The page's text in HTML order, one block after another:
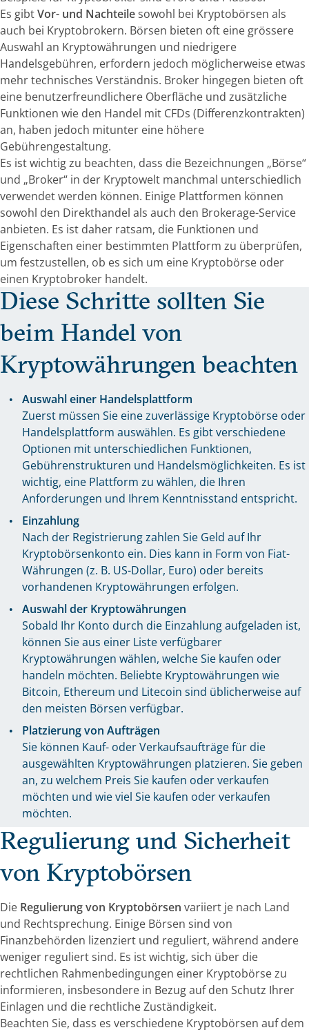
Es gibtVor- und Nachteilesowohl bei Kryptobörsen als
auch bei Kryptobrokern. Börsen bieten oft eine grössere
Auswahl an Kryptowährungen und niedrigere
Handelsgebühren, erfordern jedoch möglicherweise etwas
mehr technisches Verständnis. Broker hingegen bieten oft
eine benutzerfreundlichere Oberfläche und zusätzliche
Funktionen wie den Handel mit CFDs (Differenzkontrakten)
an, haben jedoch mitunter eine höhere
Gebührengestaltung.
Es ist wichtig zu beachten, dass die Bezeichnungen „Börse“
und „Broker“ in der Kryptowelt manchmal unterschiedlich
verwendet werden können. Einige Plattformen können
sowohl den Direkthandel als auch den Brokerage-Service
anbieten. Es ist daher ratsam, die Funktionen und
Eigenschaften einer bestimmten Plattform zu überprüfen,
um festzustellen, ob es sich um eine Kryptobörse oder
einen Kryptobroker handelt.
Diese Schritte sollten Sie
beim Handel von
Kryptowährungen beachten
Auswahl einer Handelsplattform
Zuerst müssen Sie eine zuverlässige Kryptobörse oder
Handelsplattform auswählen. Es gibt verschiedene
Optionen mit unterschiedlichen Funktionen,
Gebührenstrukturen und Handelsmöglichkeiten. Es ist
wichtig, eine Plattform zu wählen, die Ihren
Anforderungen und Ihrem Kenntnisstand entspricht.
Einzahlung
Nach der Registrierung zahlen Sie Geld auf Ihr
Kryptobörsenkonto ein. Dies kann in Form von Fiat-
Währungen (z. B. US-Dollar, Euro) oder bereits
vorhandenen Kryptowährungen erfolgen.
Auswahl der Kryptowährungen
Sobald Ihr Konto durch die Einzahlung aufgeladen ist,
können Sie aus einer Liste verfügbarer
Kryptowährungen wählen, welche Sie kaufen oder
handeln möchten. Beliebte Kryptowährungen wie
Bitcoin, Ethereum und Litecoin sind üblicherweise auf
den meisten Börsen verfügbar.
Platzierung von Aufträgen
Sie können Kauf- oder Verkaufsaufträge für die
ausgewählten Kryptowährungen platzieren. Sie geben
an, zu welchem Preis Sie kaufen oder verkaufen
möchten und wie viel Sie kaufen oder verkaufen
möchten.
Regulierung und Sicherheit
von Kryptobörsen
Die Regulierung von Kryptobörsen variiert je nach Land
und Rechtsprechung. Einige Börsen sind von
Finanzbehörden lizenziert und reguliert, während andere
weniger reguliert sind. Es ist wichtig, sich über die
rechtlichen Rahmenbedingungen einer Kryptobörse zu
informieren, insbesondere in Bezug auf den Schutz Ihrer
Einlagen und die rechtliche Zuständigkeit.
Beachten Sie, dass es verschiedene Kryptobörsen auf dem